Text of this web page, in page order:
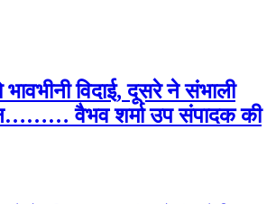
विदाई, दूसरे ने संभाली
वैभव शर्मा उप संपादक की